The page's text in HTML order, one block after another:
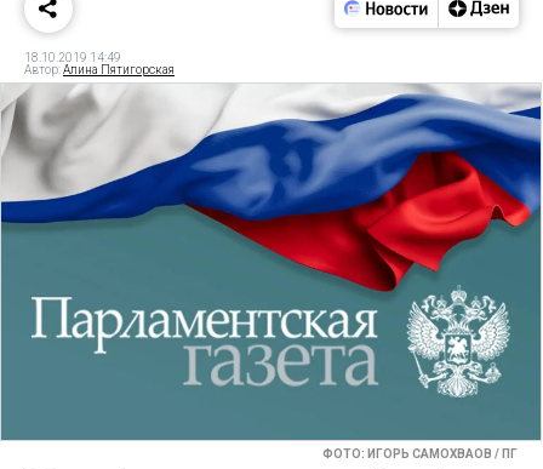
18.10.2019 14:49
Автор:Алина Пятигорская
ФОТО: ИГОРЬ САМОХВАОВ / ПГ